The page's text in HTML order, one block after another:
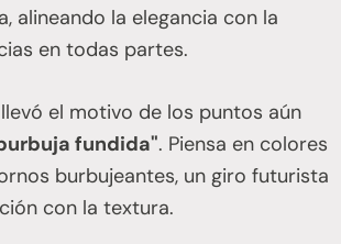
alineando la elegancia con la
en todas partes.
el motivo de los puntos aún
fundida". Piensa en colores
burbujeantes, un giro futurista
con la textura.